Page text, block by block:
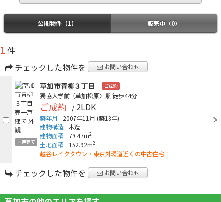
公開物件（1） 販売中（0）
1 件
チェックした物件を
お問い合わせ
一戸建て
草加市青柳３丁目 ご成約
獨協大学前〈草加松原〉駅 徒歩44分
ご成約 / 2LDK
築年月 2007年11月 (築18年)
建物構造 木造
建物面積
79.47m2
土地面積 152.92m2
越谷レイクタウン・東京外環道近くの中古住宅！
チェックした物件を お問い合わせ